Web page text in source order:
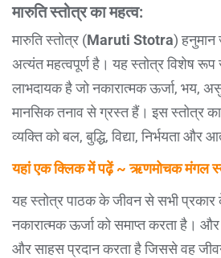
मारुति स्तोत्र का महत्व:
मारुति स्तोत्र (Maruti Stotra) हनुमान
अत्यंत महत्वपूर्ण है। यह स्तोत्र विशेष रूप
लाभदायक है जो नकारात्मक ऊर्जा, भय,
मानसिक तनाव से ग्रस्त हैं। इस स्तोत्र
व्यक्ति को बल, बुद्धि, विद्या, निर्भयता और
यहां एक क्लिक में पढ़ें ~ ऋणमोचक मंगल
यह स्तोत्र पाठक के जीवन से सभी
नकारात्मक ऊर्जा को समाप्त करता है।
और साहस प्रदान करता है जिससे वह